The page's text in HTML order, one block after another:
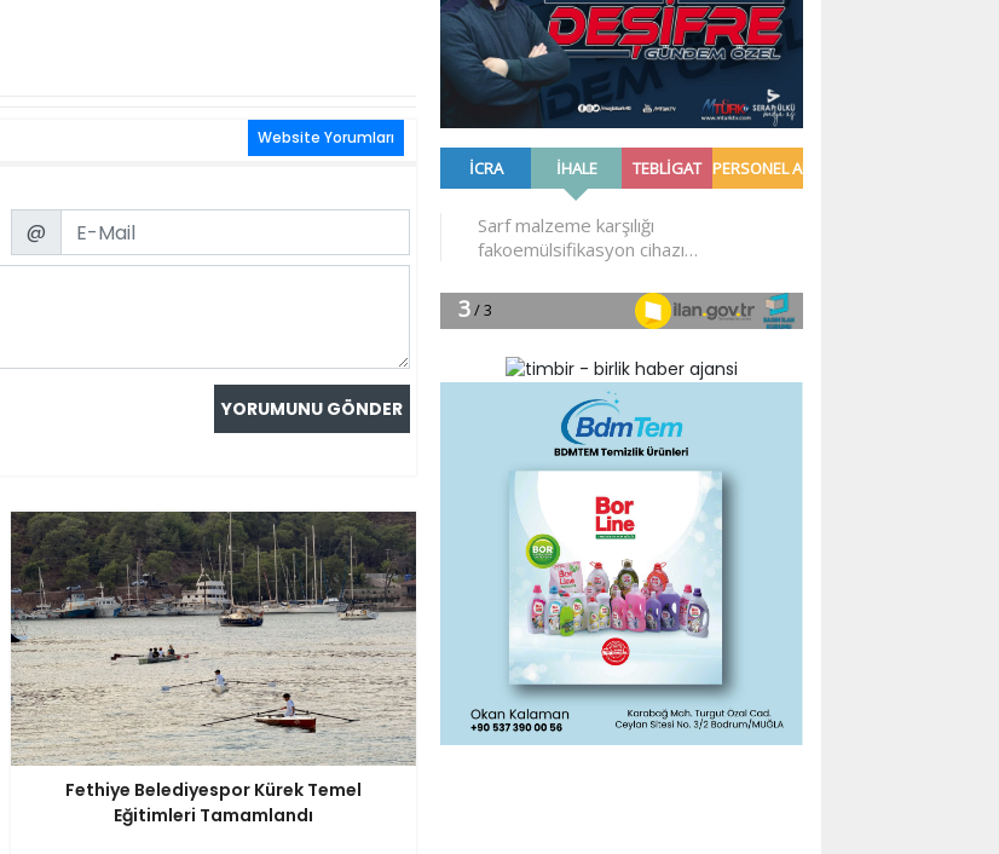
Website Yorumları
Email
@
Fethiye Belediyespor Kürek Temel
Eğitimleri Tamamlandı